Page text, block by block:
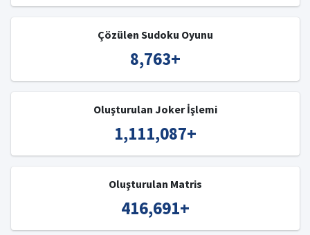
Çözülen Sudoku Oyunu
8,763+
Oluşturulan Joker İşlemi
1,111,087+
Oluşturulan Matris
416,691+